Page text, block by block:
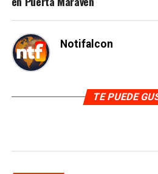
Notifalcon
TE PUEDE